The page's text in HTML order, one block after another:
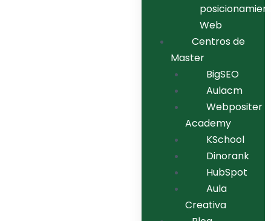
Web
Centros de
Master
BigSEO
Aulacm
Webpositer
Academy
KSchool
Dinorank
HubSpot
Aula
Creativa